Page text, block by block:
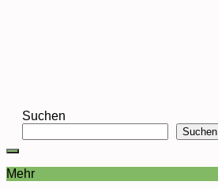
Suchen
Suchen
Mehr